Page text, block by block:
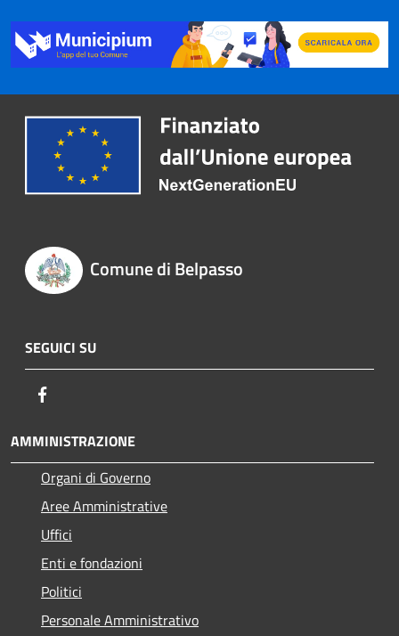
Comune di Belpasso
SEGUICI SU
AMMINISTRAZIONE
Organi di Governo
Aree Amministrative
Uffici
Enti e fondazioni
Politici
Personale Amministrativo